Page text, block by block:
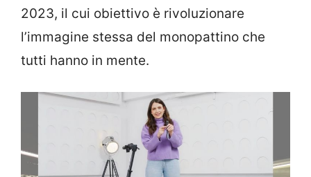
2023, il cui obiettivo è rivoluzionare
l’immagine stessa del monopattino che
tutti hanno in mente.